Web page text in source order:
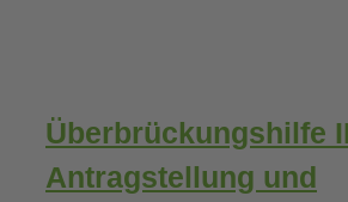
Überbrückungshilfe
Antragstellung und